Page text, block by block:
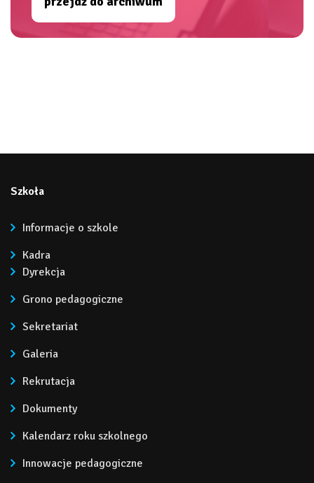
Szkoła
Informacje o szkole
Kadra
Dyrekcja
Grono pedagogiczne
Sekretariat
Galeria
Rekrutacja
Dokumenty
Kalendarz roku szkolnego
Innowacje pedagogiczne